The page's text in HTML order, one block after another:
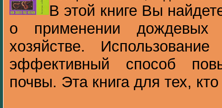
В этой книге Вы
о применении дождевых
хозяйстве.
эффективный способ
почвы. Эта книга для тех,